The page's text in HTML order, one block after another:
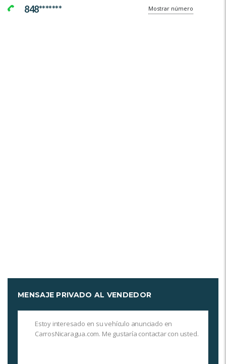
848******* Mostrar número
MENSAJE PRIVADO AL VENDEDOR